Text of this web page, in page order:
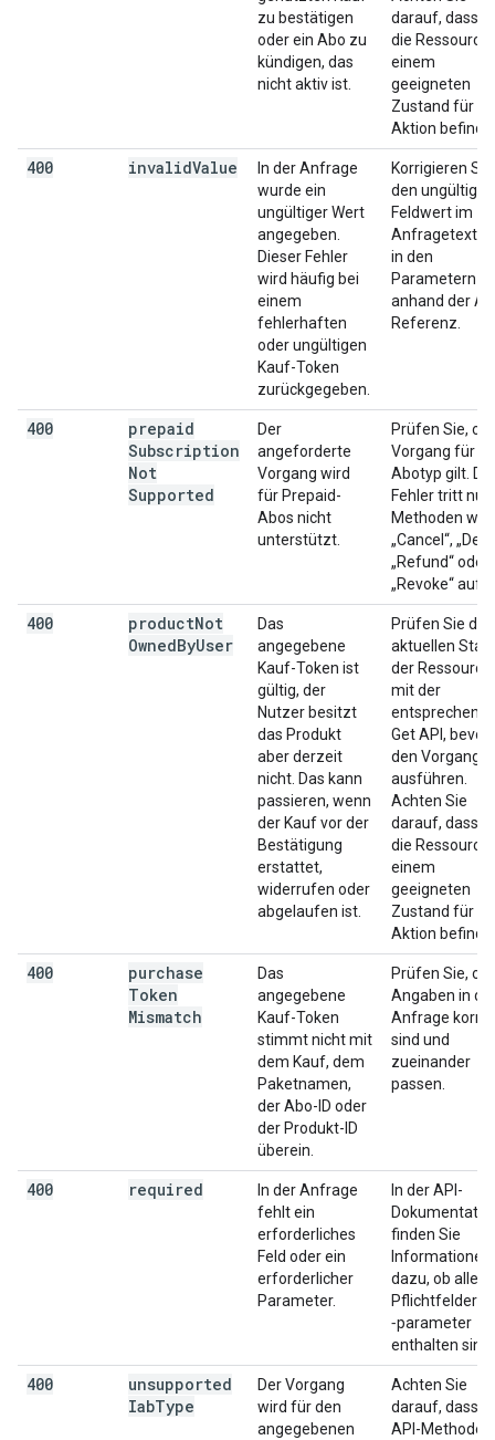
zu bestätigen
oder ein Abo zu
kündigen, das
nicht aktiv ist.
darauf, dass
die Ressource
einem
geeigneten
Zustand für
Aktion
400 invalidValue
In der Anfrage
wurde ein
ungültiger Wert
angegeben.
Dieser Fehler
wird häufig bei
einem
fehlerhaften
oder ungültigen
Kauf-Token
zurückgegeben.
Korrigieren Sie
den ungültigen
Feldwert im
Anfragetext
in den
Parametern
anhand der
Referenz.
400
prepaid
Subscription
Not
Supported
Der
angeforderte
Vorgang wird
für Prepaid-
Abos nicht
unterstützt.
Prüfen Sie, ob
Vorgang für
Abotyp gilt.
Fehler tritt nur
Methoden wie
„Cancel“,
„Refund“ oder
„Revoke“ auf.
400 productNot
OwnedByUser
Das
angegebene
Kauf-Token ist
gültig, der
Nutzer besitzt
das Produkt
aber derzeit
nicht. Das kann
passieren, wenn
der Kauf vor der
Bestätigung
erstattet,
widerrufen oder
abgelaufen ist.
Prüfen Sie den
aktuellen
der Ressource
mit der
Get API, bevor
den Vorgang
ausführen.
Achten Sie
darauf, dass
die Ressource
einem
geeigneten
Zustand für
Aktion
400
purchase
Token
Mismatch
Das
angegebene
Kauf-Token
stimmt nicht mit
dem Kauf, dem
Paketnamen,
der Abo-ID oder
der Produkt-ID
überein.
Prüfen Sie, ob
Angaben in
Anfrage
sind und
zueinander
passen.
400 required
In der Anfrage
fehlt ein
erforderliches
Feld oder ein
erforderlicher
Parameter.
In der API-
finden Sie
Informationen
dazu, ob alle
Pflichtfelder
‑parameter
enthalten sind.
400
unsupported
IabType
Der Vorgang
wird für den
angegebenen
Achten Sie
darauf, dass
API-Methode